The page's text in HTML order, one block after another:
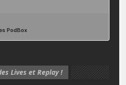
Lives et Replay !